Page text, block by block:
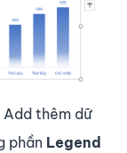
thêm dữ
phần Legend